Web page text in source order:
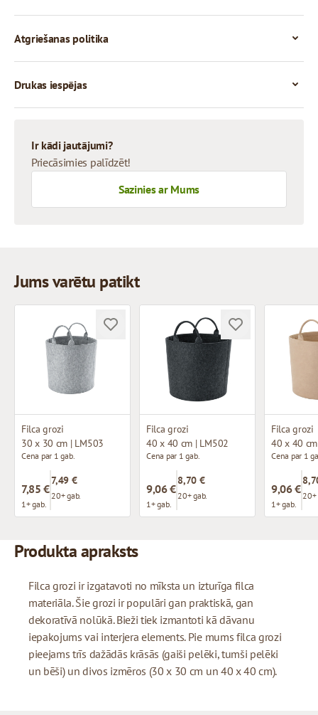
Atgriešanas politika
Drukas iespējas
Ir kādi jautājumi?
Priecāsimies palīdzēt!
Sazinies ar Mums
Jums varētu patikt
Filca grozi
30 x 30 cm | LM503
Cena par 1 gab.
7,85 €
1+ gab.
7,49 €
20+ gab.
Filca grozi
40 x 40 cm | LM502
Cena par 1 gab.
9,06 €
1+ gab.
8,70 €
20+ gab.
Filca grozi
40 x 40
Cena par 1
9,06 €
1+ gab.
20+
Produkta apraksts
Filca grozi ir izgatavoti no mīksta un izturīga filca
materiāla. Šie grozi ir populāri gan praktiskā, gan
dekoratīvā nolūkā. Bieži tiek izmantoti kā dāvanu
iepakojums vai interjera elements. Pie mums filca grozi
pieejams trīs dažādās krāsās (gaiši pelēki, tumši pelēki
un bēši) un divos izmēros (30 x 30 cm un 40 x 40 cm).